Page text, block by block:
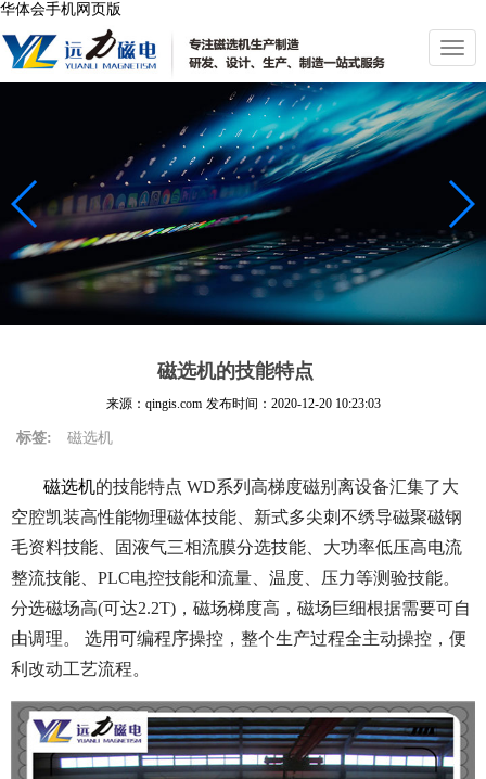
华体会手机网页版
切
换
导
航
磁选机的技能特点
来源：qingis.com 发布时间： 2020-12-20 10:23:03
标签: 磁选机
磁选机的技能特点 WD系列高梯度磁别离设备汇集了大
空腔凯装高性能物理磁体技能、新式多尖刺不绣导磁聚磁钢
毛资料技能、固液气三相流膜分选技能、大功率低压高电流
整流技能、PLC电控技能和流量、温度、压力等测验技能。
分选磁场高(可达2.2T)，磁场梯度高，磁场巨细根据需要可自
由调理。 选用可编程序操控，整个生产过程全主动操控，便
利改动工艺流程。